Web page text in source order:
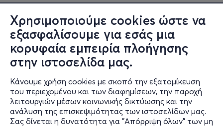
Χρησιμοποιούμε cookies ώστε να
εξασφαλίσουμε για εσάς μια
κορυφαία εμπειρία πλοήγησης
στην ιστοσελίδα μας.
Κάνουμε χρήση cookies με σκοπό την εξατομίκευση
του περιεχομένου και των διαφημίσεων, την παροχή
λειτουργιών μέσων κοινωνικής δικτύωσης και την
ανάλυση της επισκεψιμότητας των ιστοσελίδων μας.
Σας δίνεται η δυνατότητα για "Απόρριψη όλων" των μη